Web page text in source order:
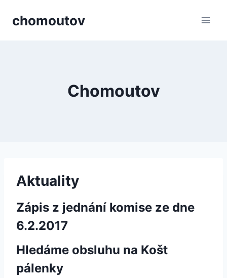
chomoutov
Chomoutov
Aktuality
Zápis z jednání komise ze dne
6.2.2017
Hledáme obsluhu na Košt
pálenky